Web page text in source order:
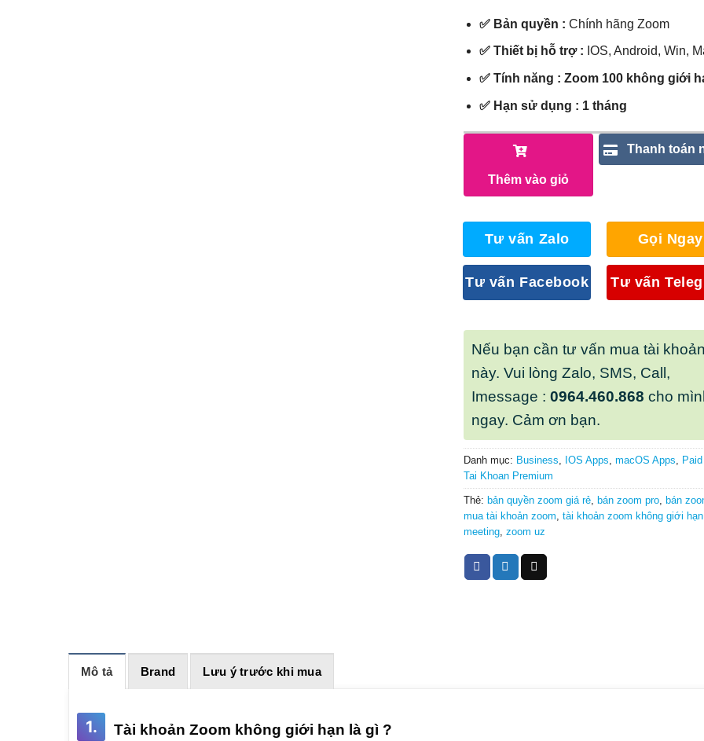
✅ Bản quyền : Chính hãng Zoom
✅ Thiết bị hỗ trợ : IOS, Android, Win,
✅ Tính năng : Zoom 100 không giới
✅ Hạn sử dụng : 1 tháng
Thêm vào giỏ
Thanh toán
Tư vấn Zalo
Tư vấn Facebook
Gọi Ngay
Tư vấn
Nếu bạn cần tư vấn mua tài khoản
này. Vui lòng Zalo, SMS, Call,
Imessage : 0964.460.868 cho
ngay. Cảm ơn bạn.
Danh mục: Business, IOS Apps, macOS Apps,
Tai Khoan Premium
Thẻ: bản quyền zoom giá rẻ, bán zoom pro, bán
mua tài khoản zoom, tài khoản zoom không giới hạn
meeting, zoom uz
Mô tả Brand Lưu ý trước khi mua
1. Tài khoản Zoom không giới hạn là gì ?